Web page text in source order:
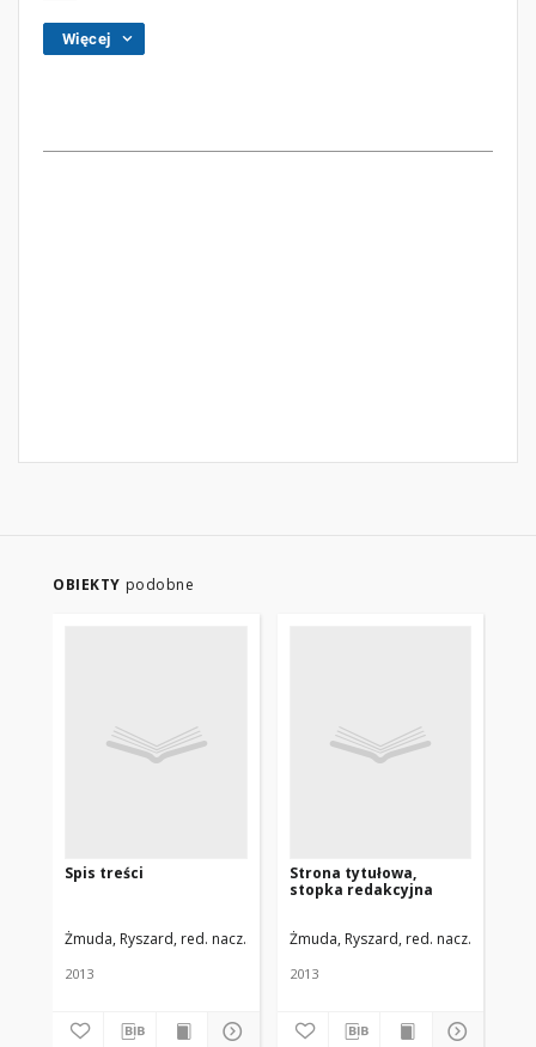
Więcej
OBIEKTY podobne
Spis treści
Żmuda, Ryszard, red. nacz. Uniwersytet Medyczny w Łodzi
2013
Strona tytułowa,
stopka redakcyjna
Żmuda, Ryszard, red. nacz.
2013